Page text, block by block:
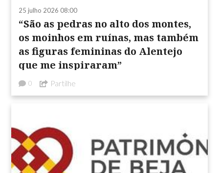
25 julho 2026 08:00
“São as pedras no alto dos montes,
os moinhos em ruínas, mas também
as figuras femininas do Alentejo
que me inspiraram”
0 Partilhe